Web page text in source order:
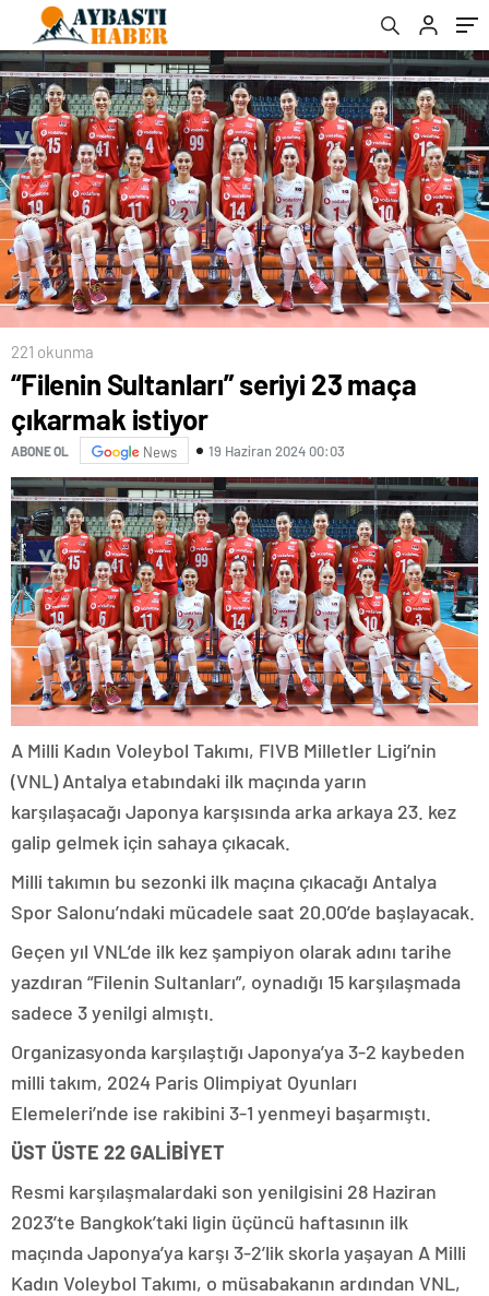
221 okunma
“Filenin Sultanları” seriyi 23 maça
çıkarmak istiyor
ABONE OL News 19 Haziran 2024 00:03
A Milli Kadın Voleybol Takımı, FIVB Milletler Ligi’nin
(VNL) Antalya etabındaki ilk maçında yarın
karşılaşacağı Japonya karşısında arka arkaya 23. kez
galip gelmek için sahaya çıkacak.
Milli takımın bu sezonki ilk maçına çıkacağı Antalya
Spor Salonu’ndaki mücadele saat 20.00’de başlayacak.
Geçen yıl VNL’de ilk kez şampiyon olarak adını tarihe
yazdıran “Filenin Sultanları”, oynadığı 15 karşılaşmada
sadece 3 yenilgi almıştı.
Organizasyonda karşılaştığı Japonya’ya 3-2 kaybeden
milli takım, 2024 Paris Olimpiyat Oyunları
Elemeleri’nde ise rakibini 3-1 yenmeyi başarmıştı.
ÜST ÜSTE 22 GALİBİYET
Resmi karşılaşmalardaki son yenilgisini 28 Haziran
2023’te Bangkok’taki ligin üçüncü haftasının ilk
maçında Japonya’ya karşı 3-2’lik skorla yaşayan A Milli
Kadın Voleybol Takımı, o müsabakanın ardından VNL,